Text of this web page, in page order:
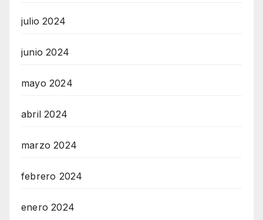
julio 2024
junio 2024
mayo 2024
abril 2024
marzo 2024
febrero 2024
enero 2024